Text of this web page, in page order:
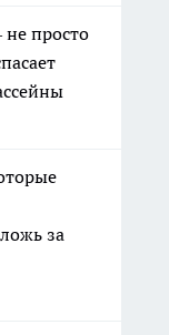
просто
за